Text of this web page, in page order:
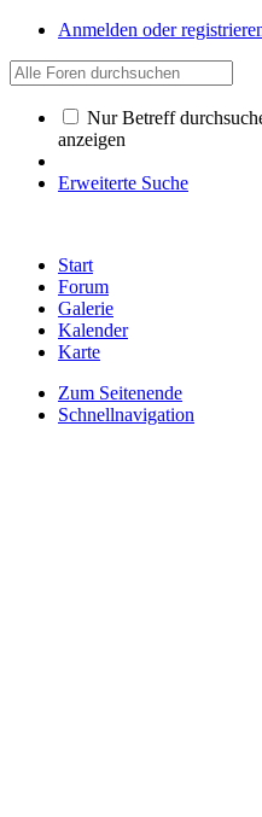
Anmelden oder
Nur Betreff
anzeigen
Erweiterte Suche
Start
Forum
Galerie
Kalender
Karte
Zum Seitenende
Schnellnavigation